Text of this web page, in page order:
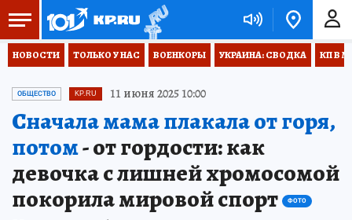
НОВОСТИ ТОЛЬКО У НАС ВОЕНКОРЫ УКРАИНА: СВОДКА КП В
ОБЩЕСТВО KP.RU 11 июня 2025 10:00
Сначала мама плакала от горя,
потом- от гордости: как
девочка с лишней хромосомой
покорила мировой спорт
ФОТО